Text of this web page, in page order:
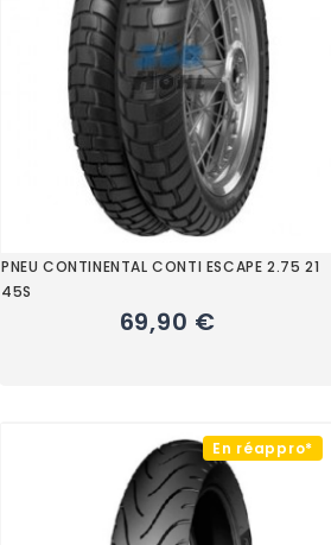
PNEU CONTINENTAL CONTI ESCAPE 2.75 21
45S
69,90 €
En réappro*